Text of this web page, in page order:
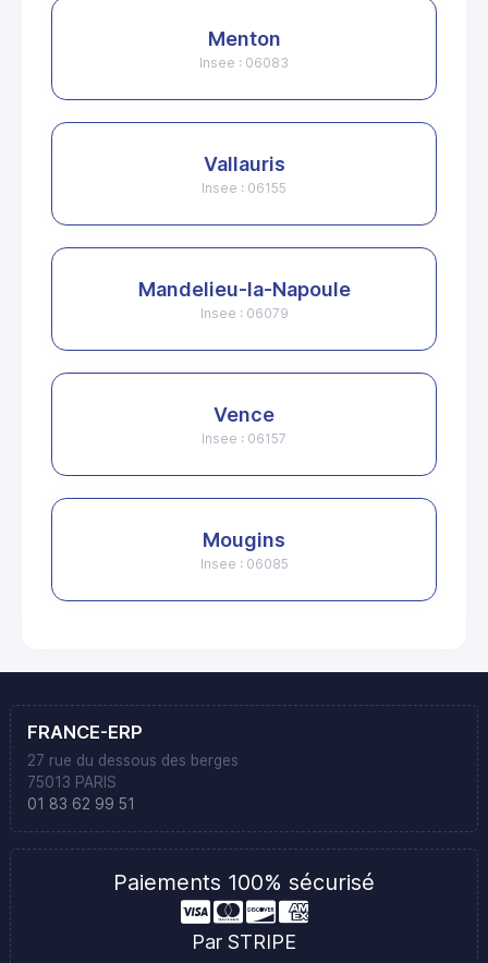
Menton
Insee : 06083
Vallauris
Insee : 06155
Mandelieu-la-Napoule
Insee : 06079
Vence
Insee : 06157
Mougins
Insee : 06085
FRANCE-ERP
27 rue du dessous des berges
75013 PARIS
01 83 62 99 51
Paiements 100% sécurisé
Par STRIPE